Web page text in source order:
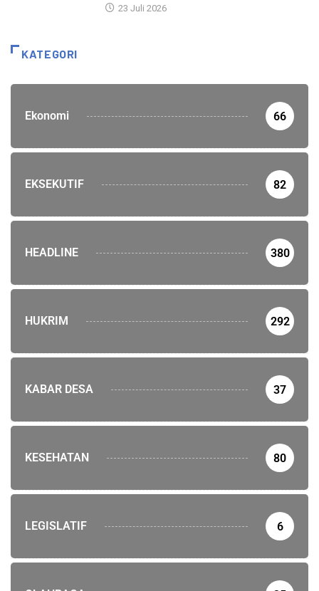
23 Juli 2026
KATEGORI
Ekonomi 66
EKSEKUTIF 82
HEADLINE 380
HUKRIM 292
KABAR DESA 37
KESEHATAN 80
LEGISLATIF 6